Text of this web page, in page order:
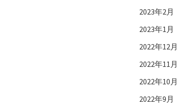
2023年2月
2023年1月
2022年12月
2022年11月
2022年10月
2022年9月